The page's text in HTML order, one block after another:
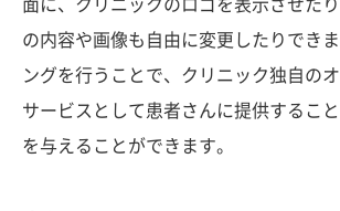
面に、クリニックのロゴを表示させた
の内容や画像も自由に変更したりでき
ングを行うことで、クリニック独自の
サービスとして患者さんに提供するこ
を与えることができます。